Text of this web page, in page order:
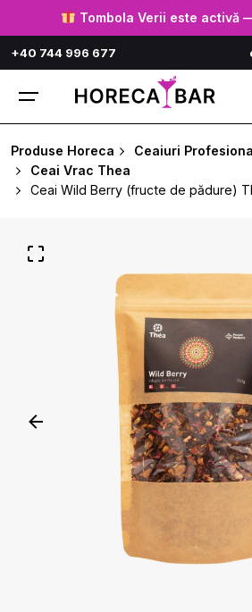
to
content
Tombola Verii este activă
+40 744 996 677
Produse Horeca
Ceaiuri
Ceai Vrac Thea
Ceai Wild Berry (fructe de pădure)